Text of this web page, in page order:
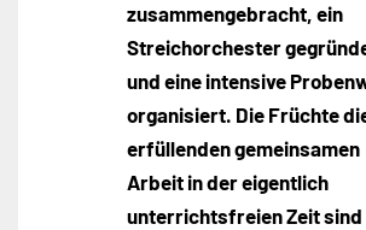
zusammengebracht, ein
Streichorchester
und eine intensive
organisiert. Die Früchte
erfüllenden gemeinsamen
Arbeit in der eigentlich
unterrichtsfreien Zeit sind